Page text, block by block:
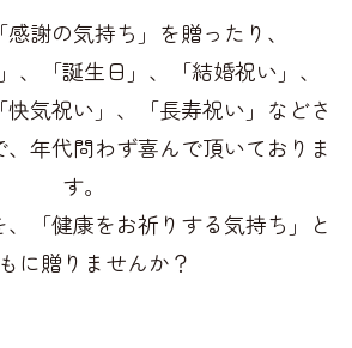
謝の気持ち」を贈ったり、
、「誕生日」、「結婚祝い」、
快気祝い」、「長寿祝い」などさ
、年代問わず喜んで頂いておりま
す。
「健康をお祈りする気持ち」と
に贈りませんか？